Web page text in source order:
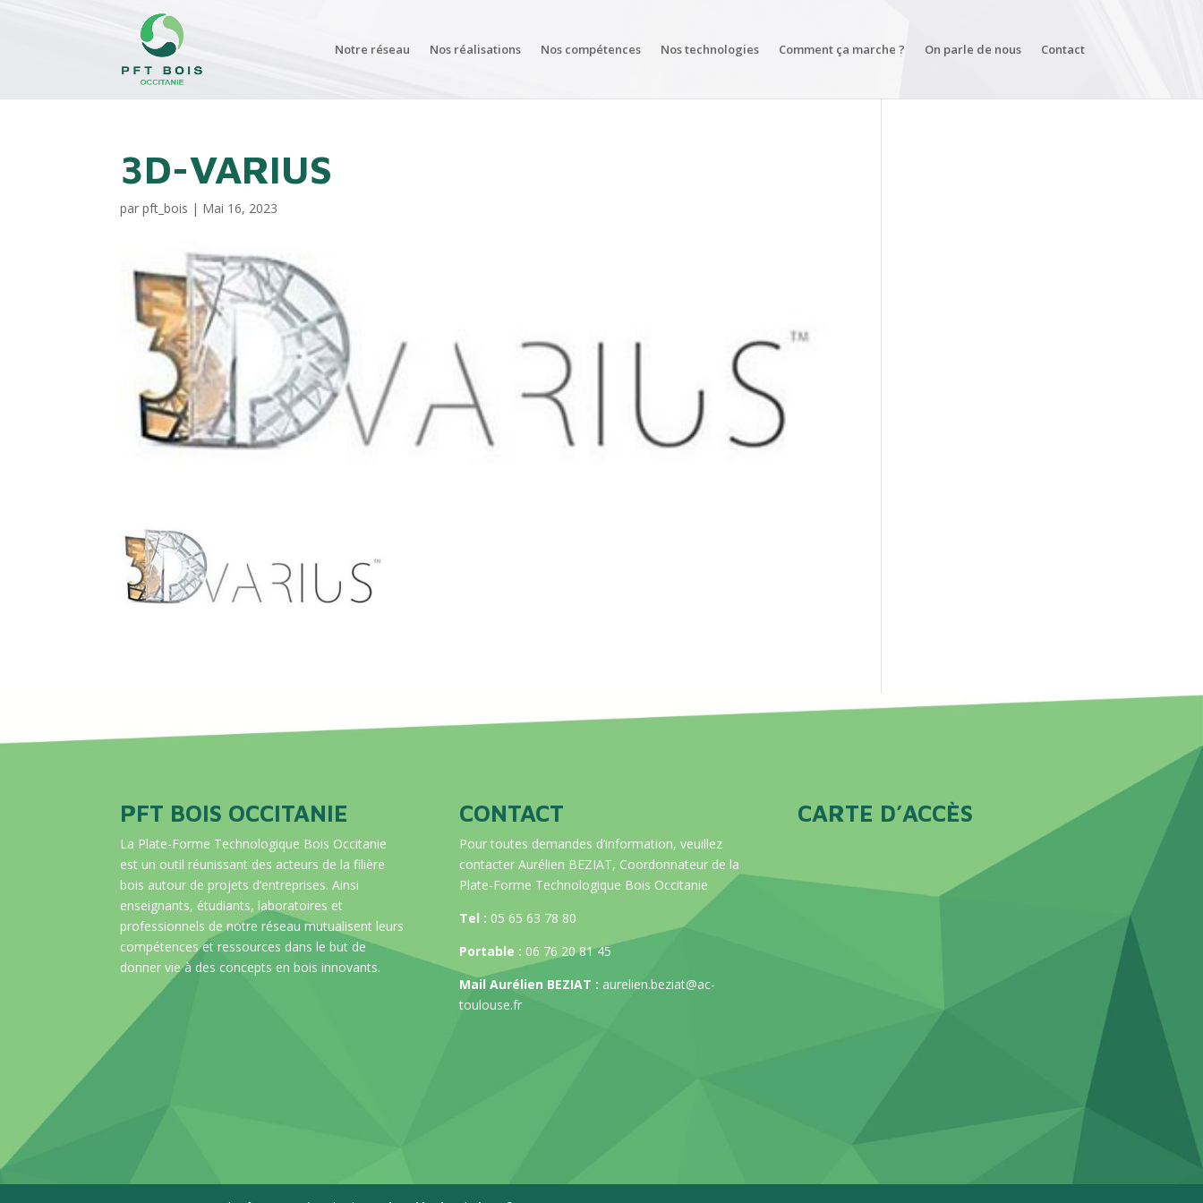
Notre réseau Nos réalisations Nos compétences Nos technologies Comment ça marche ? On parle de nous Contact
3D-VARIUS
parpft_bois | Mai 16, 2023
PFT BOIS OCCITANIE
La Plate-Forme Technologique Bois Occitanie
est un outil réunissant des acteurs de la filière
bois autour de projets d’entreprises. Ainsi
enseignants, étudiants, laboratoires et
professionnels de notre réseau mutualisent leurs
compétences et ressources dans le but de
donner vie à des concepts en bois innovants.
CONTACT
Pour toutes demandes d’information, veuillez
contacter Aurélien BEZIAT, Coordonnateur de la
Plate-Forme Technologique Bois Occitanie
Tel : 05 65 63 78 80
Portable : 06 76 20 81 45
Mail Aurélien BEZIAT : aurelien.beziat@ac-
toulouse.fr
CARTE D’ACCÈS